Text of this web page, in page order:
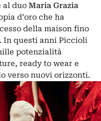
al duo Maria Grazia
d’oro che ha
della maison fino
In questi anni Piccioli
potenzialità
ready to wear e
verso nuovi orizzonti.